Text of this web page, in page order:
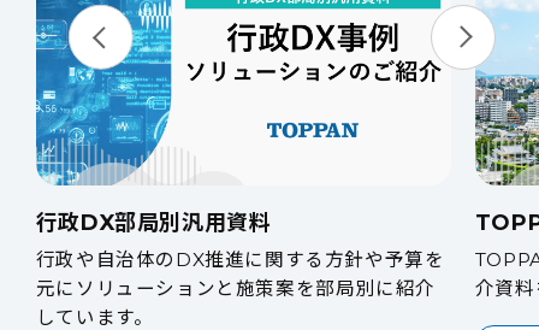
行政DX部局別汎用資料
行政や自治体のDX推進に関する方針や予算を
元にソリューションと施策案を部局別に紹介
しています。
介資